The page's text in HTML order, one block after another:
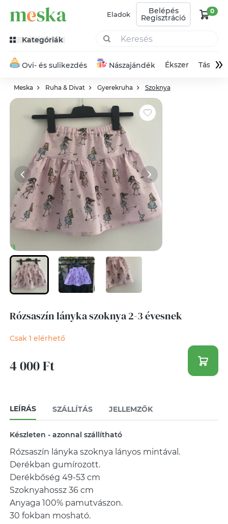
Eladok Belépés
Regisztráció
0
Kategóriák
Ovi- és sulikezdés Nászajándék Ékszer Táska»
Meska Ruha & Divat Gyerekruha Szoknya
Rózsaszín lányka szoknya 2-3 évesnek
Csak 1 elérhető
4 000 Ft
LEÍRÁS SZÁLLÍTÁS JELLEMZŐK
Készleten - azonnal szállítható
Rózsaszín lányka szoknya lányos mintával.
Derékban gumírozott.
Derékbőség 49-53 cm
Szoknyahossz 36 cm
Anyaga 100% pamutvászon.
30 fokban mosható.